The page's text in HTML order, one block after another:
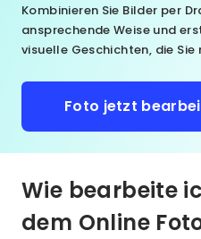
Kombinieren Sie Bilder per
ansprechende Weise und
visuelle Geschichten, die
Foto jetzt
Wie bearbeite
dem Online